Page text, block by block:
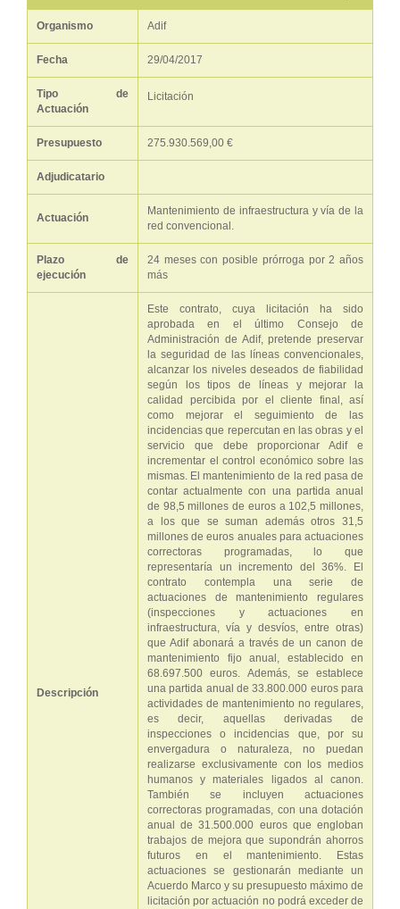
Organismo Adif
Fecha 29/04/2017
Tipo de
Actuación
Licitación
Presupuesto 275.930.569,00 €
Adjudicatario
Actuación
Mantenimiento de infraestructura y vía de la
red convencional.
Plazo de
ejecución
24 meses con posible prórroga por 2 años
más
Descripción
Este contrato, cuya licitación ha sido
aprobada en el último Consejo de
Administración de Adif, pretende preservar
la seguridad de las líneas convencionales,
alcanzar los niveles deseados de fiabilidad
según los tipos de líneas y mejorar la
calidad percibida por el cliente final, así
como mejorar el seguimiento de las
incidencias que repercutan en las obras y el
servicio que debe proporcionar Adif e
incrementar el control económico sobre las
mismas. El mantenimiento de la red pasa de
contar actualmente con una partida anual
de 98,5 millones de euros a 102,5 millones,
a los que se suman además otros 31,5
millones de euros anuales para actuaciones
correctoras programadas, lo que
representaría un incremento del 36%. El
contrato contempla una serie de
actuaciones de mantenimiento regulares
(inspecciones y actuaciones en
infraestructura, vía y desvíos, entre otras)
que Adif abonará a través de un canon de
mantenimiento fijo anual, establecido en
68.697.500 euros. Además, se establece
una partida anual de 33.800.000 euros para
actividades de mantenimiento no regulares,
es decir, aquellas derivadas de
inspecciones o incidencias que, por su
envergadura o naturaleza, no puedan
realizarse exclusivamente con los medios
humanos y materiales ligados al canon.
También se incluyen actuaciones
correctoras programadas, con una dotación
anual de 31.500.000 euros que engloban
trabajos de mejora que supondrán ahorros
futuros en el mantenimiento. Estas
actuaciones se gestionarán mediante un
Acuerdo Marco y su presupuesto máximo de
licitación por actuación no podrá exceder de